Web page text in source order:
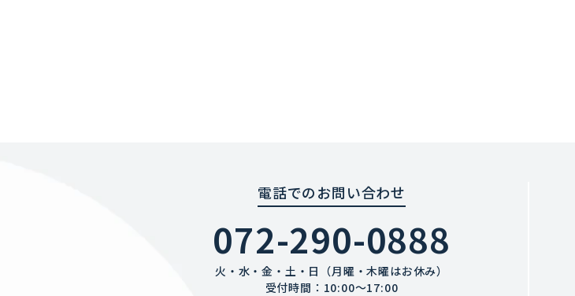
電話でのお問い合わせ
072-290-0888
火・水・金・土・日（月曜・木曜はお休み）
受付時間：10:00〜17:00